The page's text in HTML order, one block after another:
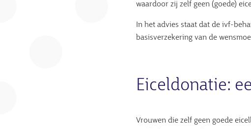
waardoor zij zelf geen (goede)
In het advies staat dat de ivf-
basisverzekering van de
Eiceldonatie:
Vrouwen die zelf geen goede